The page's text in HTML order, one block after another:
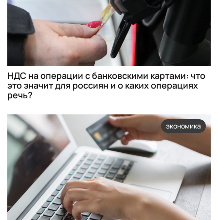
НДС на операции с банковскими картами: что
это значит для россиян и о каких операциях
речь?
экономика